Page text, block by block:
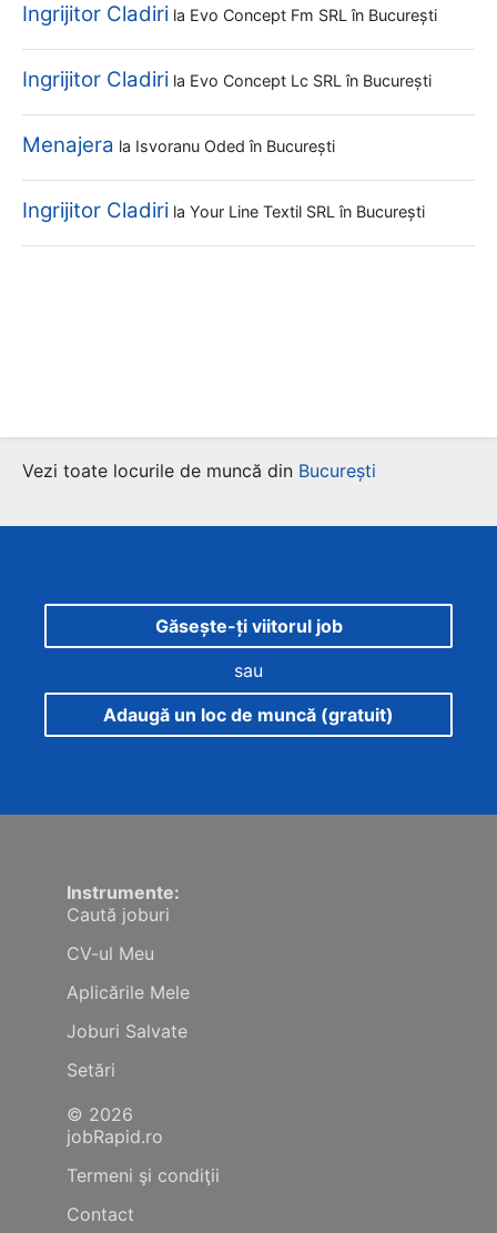
Ingrijitor Cladiri la Evo Concept Fm SRL în București
Ingrijitor Cladiri la Evo Concept Lc SRL în București
Menajera la Isvoranu Oded în București
Ingrijitor Cladiri la Your Line Textil SRL în București
Vezi toate locurile de muncă din București
Găsește-ți viitorul job
sau
Adaugă un loc de muncă (gratuit)
Instrumente:
Caută joburi
CV-ul Meu
Aplicările Mele
Joburi Salvate
Setări
© 2026
jobRapid.ro
Termeni şi condiţii
Contact